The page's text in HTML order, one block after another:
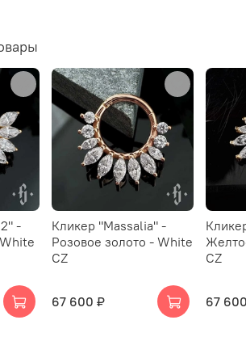
-
Кликер "Massalia" -
Розовое золото - White
CZ
67 600 ₽
CZ
67